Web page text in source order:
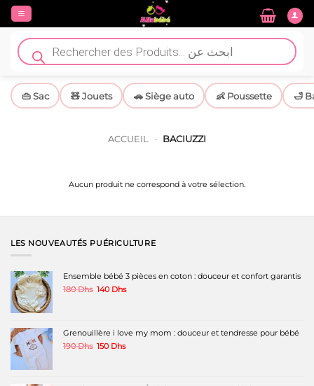
Passer
contenu
Recherche
de
produits
👜 Sac 🧸 Jouets 🚗 Siège auto 👶 Poussette 🛁
ACCUEIL - BACIUZZI
Aucun produit ne correspond à votre sélection.
LES NOUVEAUTÉS PUÉRICULTURE
Ensemble bébé 3 pièces en coton : douceur et confort garantis
180Dhs Le
180 Dhs.
140 DhsLe
Grenouillère i love my mom : douceur et tendresse pour bébé
190Dhs Le
150 DhsLe